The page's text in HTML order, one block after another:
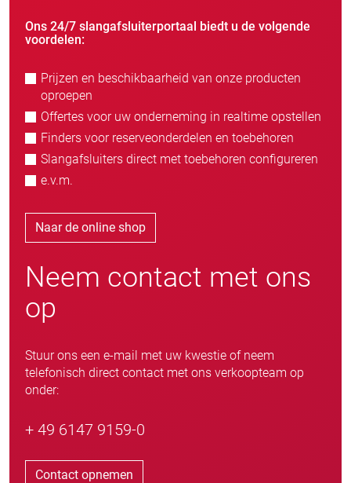
Ons 24/7 slangafsluiterportaal biedt u de volgende
voordelen:
Prijzen en beschikbaarheid van onze producten
oproepen
Offertes voor uw onderneming in realtime opstellen
Finders voor reserveonderdelen en toebehoren
Slangafsluiters direct met toebehoren configureren
e.v.m.
Naar de online shop
Neem contact met ons
op
Stuur ons een e-mail met uw kwestie of neem
telefonisch direct contact met ons verkoopteam op
onder:
+ 49 6147 9159-0
Contact opnemen